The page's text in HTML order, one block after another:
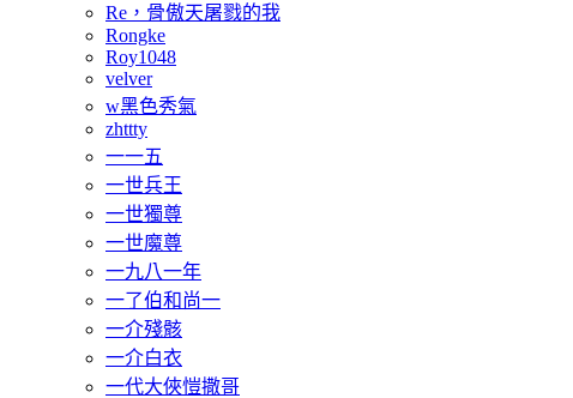
Re，骨傲天屠戮的我
Rongke
Roy1048
velver
w黑色秀氣
zhttty
一一五
一世兵王
一世獨尊
一世魔尊
一九八一年
一了伯和尚一
一介殘骸
一介白衣
一代大俠愷撒哥